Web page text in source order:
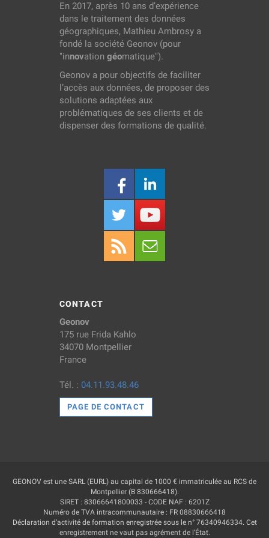
En 2017, après 10 ans d’expérience
dans le traitement des données
géographiques, Mathieu Ambrosy a
fondé la société Geonov (pour
"innovation géomatique").
Geonov a pour objectifs de faciliter
l’accès aux données, de proposer des
solutions adaptées aux
problématiques de ses clients et de
dispenser des formations de qualité.
CONTACT
Geonov
175 rue Frida Kahlo
34070 Montpellier
France
Tél. : 04.11.93.48.46
PAGE DE CONTACT
GEONOV est une SARL (EURL) au capital de 1000 € immatriculée au RCS de
Montpellier (B 830666418).
SIRET : 83066641800033 - CODE NAF : 6201Z
Numéro de TVA intracommunautaire : FR 08830666418
Déclaration d’activité de formation enregistrée sous le n° 76340946334. Cet
enregistrement ne vaut pas agrément de l’État.